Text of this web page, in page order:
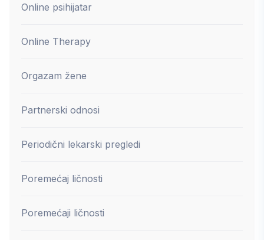
Online psihijatar
Online Therapy
Orgazam žene
Partnerski odnosi
Periodični lekarski pregledi
Poremećaj ličnosti
Poremećaji ličnosti